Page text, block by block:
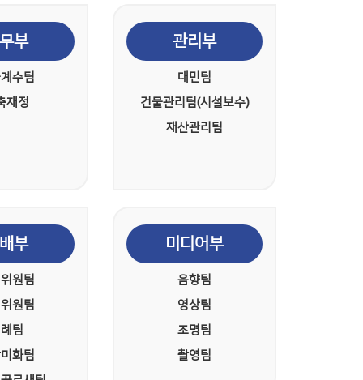
부
수팀
재정
관리부
대민팀
건물관리팀(시설보수)
재산관리팀
부
원팀
원팀
팀
화팀
미디어부
음향팀
영상팀
조명팀
촬영팀